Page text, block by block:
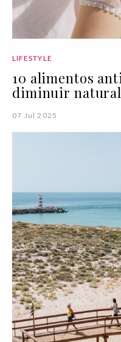
LIFESTYLE
10 alimentos
diminuir
07 Jul 2025